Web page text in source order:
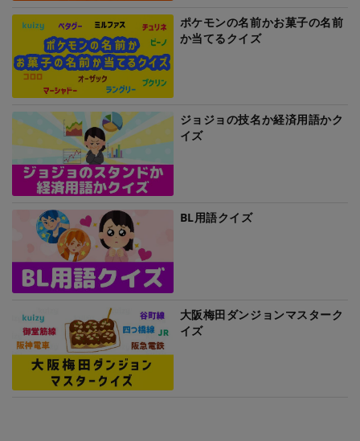
ポケモンの名前かお菓子の名前
か当てるクイズ
ジョジョの技名か経済用語かク
イズ
BL用語クイズ
大阪梅田ダンジョンマスターク
イズ